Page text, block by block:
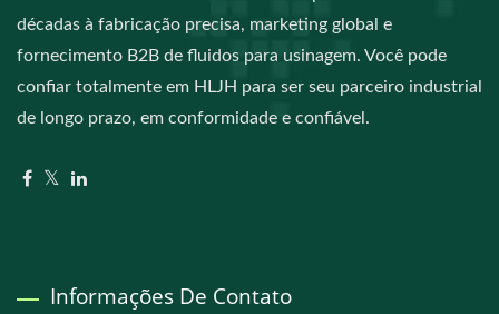
décadas à fabricação precisa, marketing global e
fornecimento B2B de fluidos para usinagem. Você pode
confiar totalmente em HLJH para ser seu parceiro industrial
de longo prazo, em conformidade e confiável.
Informações De Contato